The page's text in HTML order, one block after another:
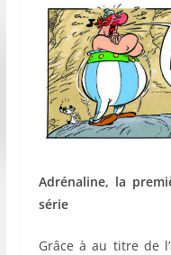
Adrénaline, la
série
Grâce à au titre de